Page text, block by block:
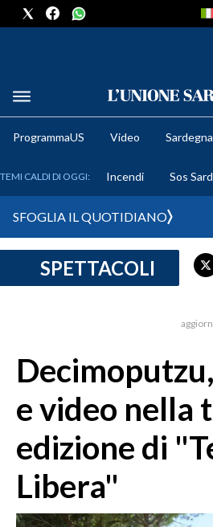
METEO
CRONACA SARDEGNA
MEDIO CAMPIDANO
ORISTANO E PROVINCIA
SASSARI E PROVINCIA
GALLURA
NUORO E PROVINCIA
OGLIASTRA
AGENDA
ProgrammaUS Video Sardegna
TEMI CALDI DI OGGI: Incendi Sos
SFOGLIA IL QUOTIDIANO
SPETTACOLI
e video nella
edizione di
Libera"